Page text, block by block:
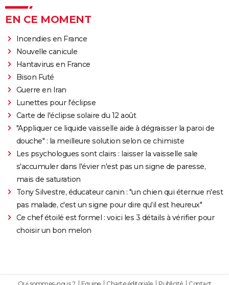
EN CE MOMENT
Incendies en France
Nouvelle canicule
Hantavirus en France
Bison Futé
Guerre en Iran
Lunettes pour l'éclipse
Carte de l'éclipse solaire du 12 août
"Appliquer ce liquide vaisselle aide à dégraisser la paroi de
douche" : la meilleure solution selon ce chimiste
Les psychologues sont clairs : laisser la vaisselle sale
s'accumuler dans l'évier n'est pas un signe de paresse,
mais de saturation
Tony Silvestre, éducateur canin : "un chien qui éternue n'est
pas malade, c'est un signe pour dire qu'il est heureux"
Ce chef étoilé est formel : voici les 3 détails à vérifier pour
choisir un bon melon